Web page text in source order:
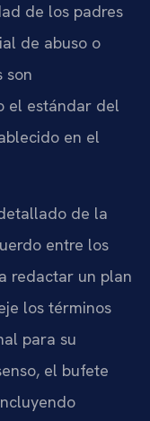
de los padres
de abuso o
son
el estándar del
en el
de la
entre los
redactar un plan
los términos
para su
el bufete